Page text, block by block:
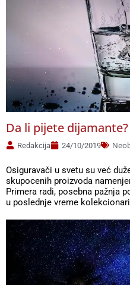
Da li pijete dijamante?
Redakcija 24/10/2019
Osiguravači u svetu su već
skupocenih proizvoda
Primera radi, posebna pažnja
u poslednje vreme